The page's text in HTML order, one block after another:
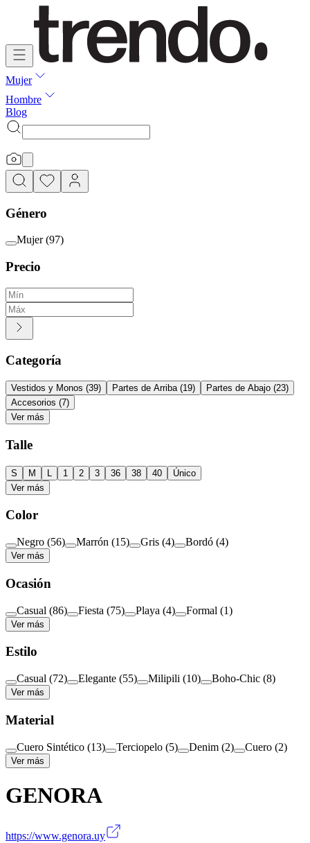
Mujer
Hombre
Blog
Género
Mujer (97)
Precio
Categoría
Vestidos y Monos (39) Partes de Arriba (19) Partes de Abajo (23)
Accesorios (7)
Ver más
Talle
S M 1 2 3 36 38 40
Único
Ver más
Color
Negro (56) Marrón (15) Gris (4) Bordó (4)
Ver más
Ocasión
Casual (86) Fiesta (75) Playa (4) Formal (1)
Ver más
Estilo
Casual (72) Elegante (55) Milipili (10) Boho-Chic (8)
Ver más
Material
Cuero Sintético (13) Terciopelo (5) Denim (2) Cuero (2)
Ver más
GENORA
https://www.genora.uy